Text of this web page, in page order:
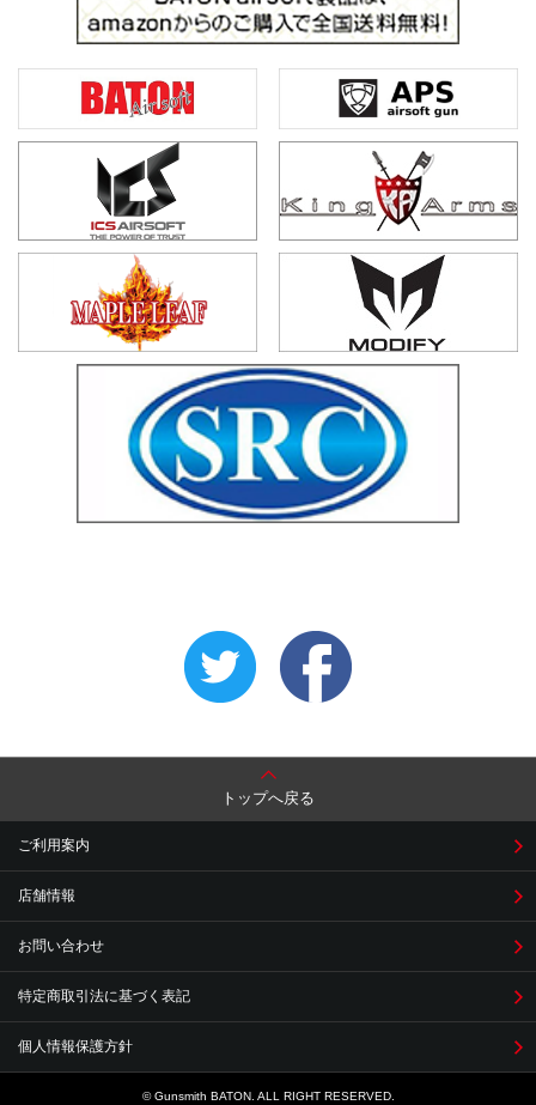
トップへ戻る
ご利用案内
店舗情報
お問い合わせ
特定商取引法に基づく表記
個人情報保護方針
© Gunsmith BATON. ALL RIGHT RESERVED.